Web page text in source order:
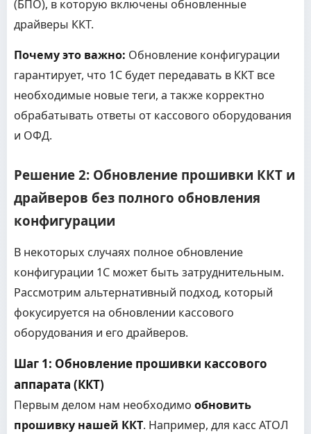
(БПО), в которую включены обновленные
драйверы ККТ.
Почему это важно: Обновление конфигурации
гарантирует, что 1С будет передавать в ККТ все
необходимые новые теги, а также корректно
обрабатывать ответы от кассового оборудования
и ОФД.
Решение 2: Обновление прошивки ККТ и
драйверов без полного обновления
конфигурации
В некоторых случаях полное обновление
конфигурации 1С может быть затруднительным.
Рассмотрим альтернативный подход, который
фокусируется на обновлении кассового
оборудования и его драйверов.
Шаг 1: Обновление прошивки кассового
аппарата (ККТ)
Первым делом нам необходимо обновить
прошивку нашей ККТ. Например, для касс АТОЛ